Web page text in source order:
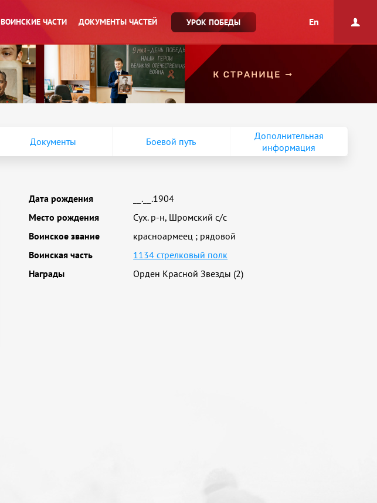
ВОИНСКИЕ ЧАСТИ ДОКУМЕНТЫ ЧАСТЕЙ УРОК ПОБЕДЫ En
Документы Боевой путь
Дополнительная
информация
Дата рождения
__.__.1904
Место рождения
Сух. р-н, Шромский с/с
Воинское звание
красноармеец ; рядовой
Воинская часть
1134 стрелковый полк
Награды
Орден Красной Звезды (2)